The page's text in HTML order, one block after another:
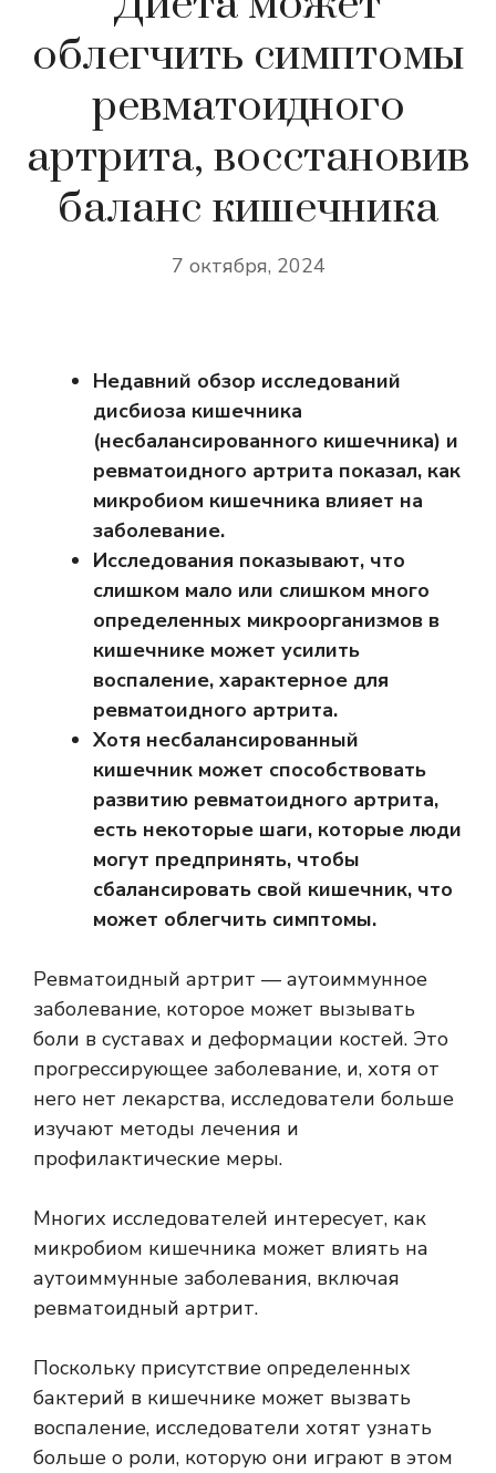
облегчить симптомы
ревматоидного
артрита, восстановив
баланс кишечника
7 октября, 2024
Недавний обзор исследований
дисбиоза кишечника
(несбалансированного кишечника) и
ревматоидного артрита показал, как
микробиом кишечника влияет на
заболевание.
Исследования показывают, что
слишком мало или слишком много
определенных микроорганизмов в
кишечнике может усилить
воспаление, характерное для
ревматоидного артрита.
Хотя несбалансированный
кишечник может способствовать
развитию ревматоидного артрита,
есть некоторые шаги, которые люди
могут предпринять, чтобы
сбалансировать свой кишечник, что
может облегчить симптомы.
Ревматоидный артрит — аутоиммунное
заболевание, которое может вызывать
боли в суставах и деформации костей. Это
прогрессирующее заболевание, и, хотя от
него нет лекарства, исследователи больше
изучают методы лечения и
профилактические меры.
Многих исследователей интересует, как
микробиом кишечника может влиять на
аутоиммунные заболевания, включая
ревматоидный артрит.
Поскольку присутствие определенных
бактерий в кишечнике может вызвать
воспаление, исследователи хотят узнать
больше о роли, которую они играют в этом